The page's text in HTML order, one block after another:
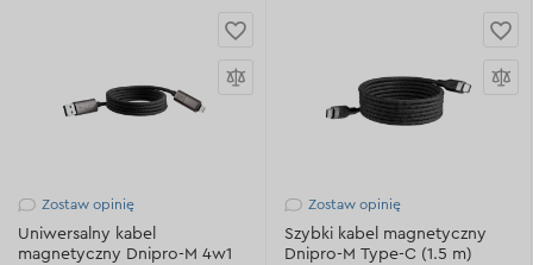
Zostaw opinię
Uniwersalny kabel
magnetyczny Dnipro-M 4w1
Zostaw opinię
Szybki kabel magnetyczny
Dnipro-M Type-C (1.5 m)